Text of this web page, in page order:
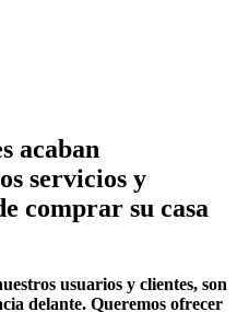
acaban
servicios y
comprar su casa
usuarios y clientes, son
delante. Queremos ofrecer